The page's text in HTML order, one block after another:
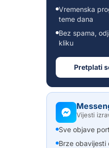
Vremenska
teme dana
Bez spama,
kliku
Pretplati
Vijesti
Sve objave
Brze obavijesti